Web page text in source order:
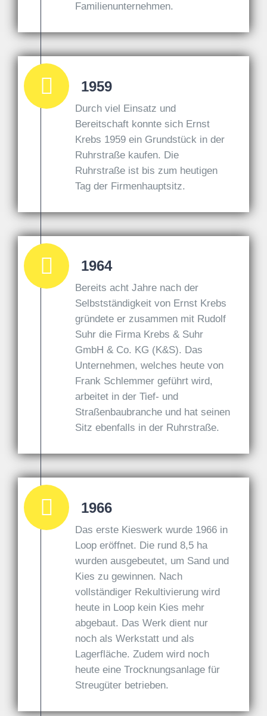
Familienunternehmen.
1959
Durch viel Einsatz und
Bereitschaft konnte sich Ernst
Krebs 1959 ein Grundstück in der
Ruhrstraße kaufen. Die
Ruhrstraße ist bis zum heutigen
Tag der Firmenhauptsitz.
1964
Bereits acht Jahre nach der
Selbstständigkeit von Ernst Krebs
gründete er zusammen mit Rudolf
Suhr die Firma Krebs & Suhr
GmbH & Co. KG (K&S). Das
Unternehmen, welches heute von
Frank Schlemmer geführt wird,
arbeitet in der Tief- und
Straßenbaubranche und hat seinen
Sitz ebenfalls in der Ruhrstraße.
1966
Das erste Kieswerk wurde 1966 in
Loop eröffnet. Die rund 8,5 ha
wurden ausgebeutet, um Sand und
Kies zu gewinnen. Nach
vollständiger Rekultivierung wird
heute in Loop kein Kies mehr
abgebaut. Das Werk dient nur
noch als Werkstatt und als
Lagerfläche. Zudem wird noch
heute eine Trocknungsanlage für
Streugüter betrieben.